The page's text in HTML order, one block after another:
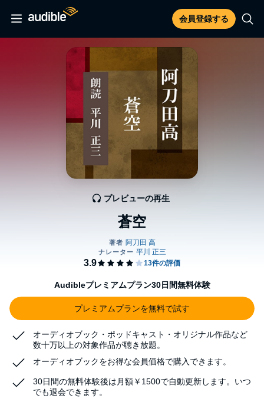
会員登録する
蒼空
プレビューの再生
Audibleプレミアムプラン30日間無料体験
プレミアムプランを無料で試す
オーディオブック・ポッドキャスト・オリジナル作品など
数十万以上の対象作品が聴き放題。
オーディオブックをお得な会員価格で購入できます。
30日間の無料体験後は月額￥1500で自動更新します。いつ
でも退会できます。